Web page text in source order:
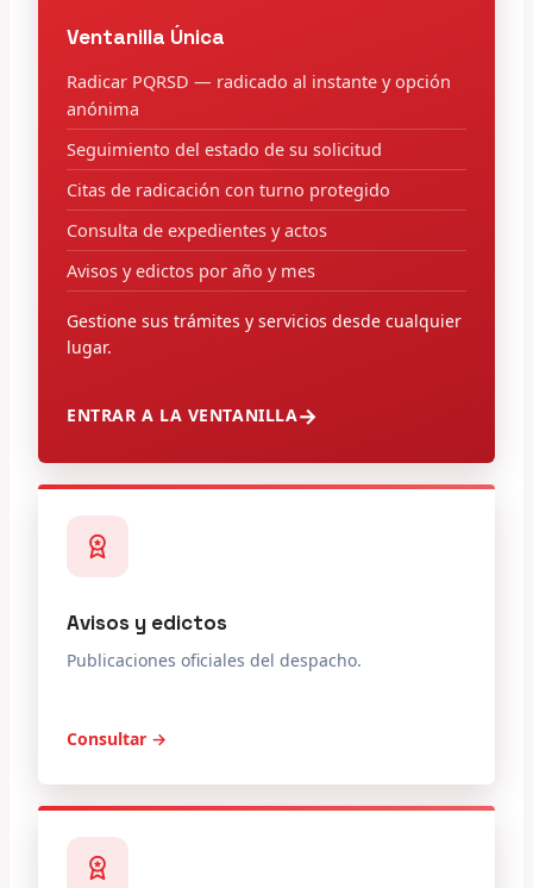
Ventanilla Única
Radicar PQRSD — radicado al instante y opción
anónima
Seguimiento del estado de su solicitud
Citas de radicación con turno protegido
Consulta de expedientes y actos
Avisos y edictos por año y mes
Gestione sus trámites y servicios desde cualquier
lugar.
ENTRAR A LA VENTANILLA
Avisos y edictos
Publicaciones oficiales del despacho.
Consultar →